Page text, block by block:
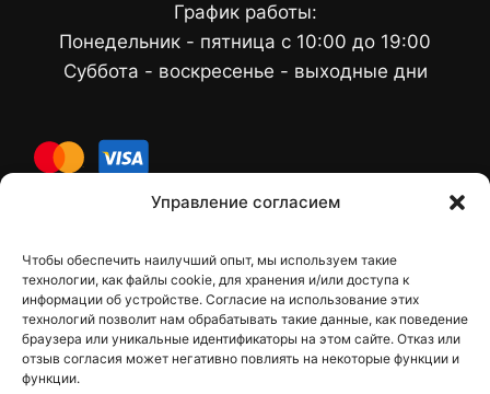
Управление согласием
Чтобы обеспечить наилучший опыт, мы используем такие
технологии, как файлы cookie, для хранения и/или доступа к
информации об устройстве. Согласие на использование этих
технологий позволит нам обрабатывать такие данные, как поведение
браузера или уникальные идентификаторы на этом сайте. Отказ или
отзыв согласия может негативно повлиять на некоторые функции и
функции.
График работы:
Понедельник - пятница с 10:00 до 19:00
Суббота - воскресенье - выходные дни
Контакты
dfbelements@gmail.com